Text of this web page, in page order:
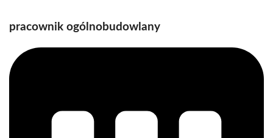
pracownik ogólnobudowlany